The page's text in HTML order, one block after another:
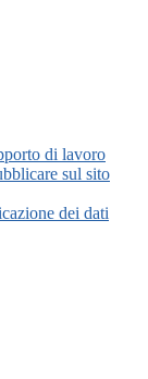
di lavoro
sul sito
dei dati